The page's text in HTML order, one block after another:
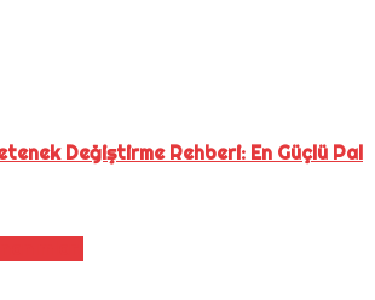
Değiştirme Rehberi: En Güçlü Pal